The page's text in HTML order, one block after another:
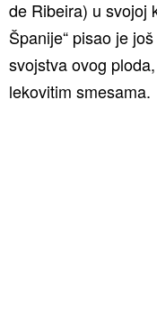
de Ribeira) u svojoj
Španije“ pisao je
svojstva ovog
lekovitim smesama.